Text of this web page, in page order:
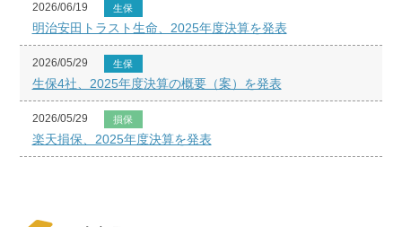
2026/06/19 生保
明治安田トラスト生命、2025年度決算を発表
2026/05/29 生保
生保4社、2025年度決算の概要（案）を発表
2026/05/29 損保
楽天損保、2025年度決算を発表